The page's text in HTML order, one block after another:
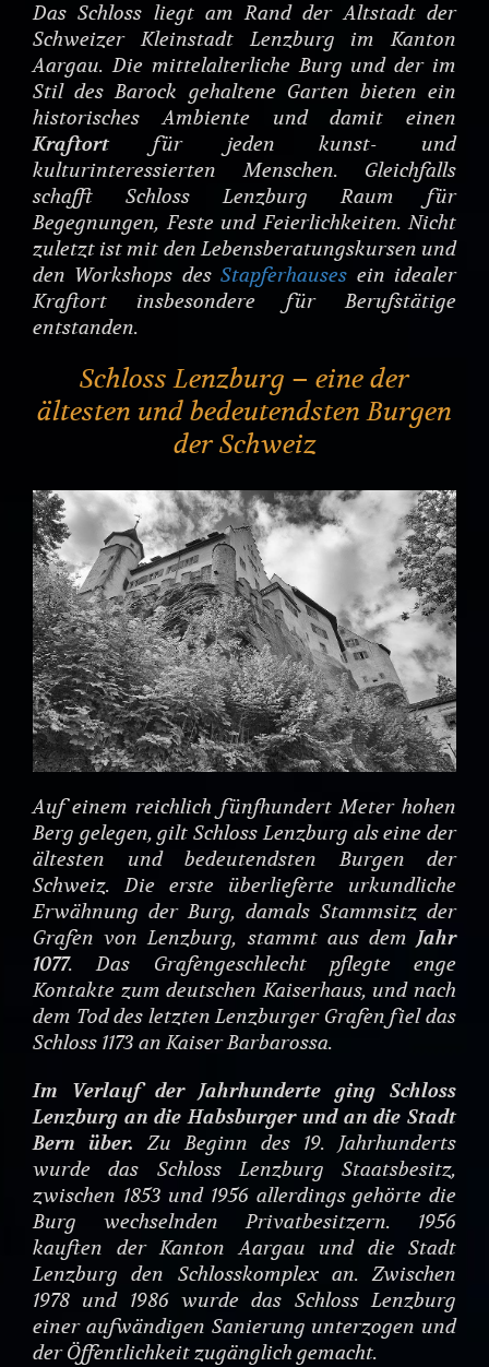
Das Schloss liegt am Rand der Altstadt der
Schweizer Kleinstadt Lenzburg im Kanton
Aargau. Die mittelalterliche Burg und der im
Stil des Barock gehaltene Garten bieten ein
historisches Ambiente und damit einen
Kraftortfür jeden kunst- und
kulturinteressierten Menschen. Gleichfalls
schafft Schloss Lenzburg Raum für
Begegnungen, Feste und Feierlichkeiten. Nicht
zuletzt ist mit den Lebensberatungskursen und
den Workshops desStapferhauses ein idealer
Kraftort insbesondere für Berufstätige
entstanden.
Schloss Lenzburg – eine der
ältesten und bedeutendsten Burgen
der Schweiz
Auf einem reichlich fünfhundert Meter hohen
Berg gelegen, gilt Schloss Lenzburg als eine der
ältesten und bedeutendsten Burgen der
Schweiz. Die erste überlieferte urkundliche
Erwähnung der Burg, damals Stammsitz der
Grafen von Lenzburg, stammt aus dem Jahr
1077. Das Grafengeschlecht pflegte enge
Kontakte zum deutschen Kaiserhaus, und nach
dem Tod des letzten Lenzburger Grafen fiel das
Schloss 1173 an Kaiser Barbarossa.
Im Verlauf der Jahrhunderte ging Schloss
Lenzburg an die Habsburger und an die Stadt
Bern über. Zu Beginn des 19. Jahrhunderts
wurde das Schloss Lenzburg Staatsbesitz,
zwischen 1853 und 1956 allerdings gehörte die
Burg wechselnden Privatbesitzern. 1956
kauften der Kanton Aargau und die Stadt
Lenzburg den Schlosskomplex an. Zwischen
1978 und 1986 wurde das Schloss Lenzburg
einer aufwändigen Sanierung unterzogen und
der Öffentlichkeit zugänglich gemacht.